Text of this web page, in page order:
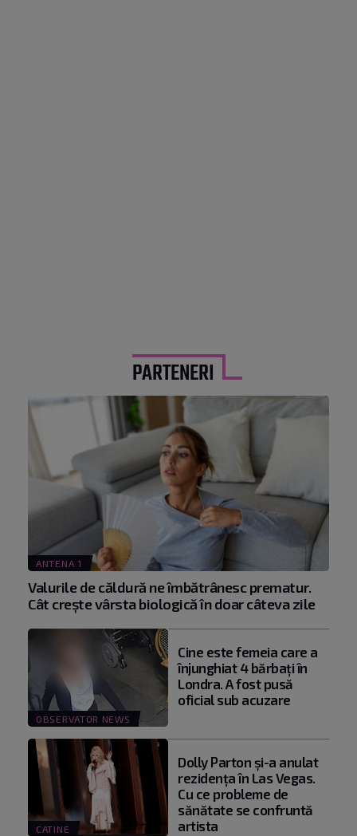
PARTENERI
ANTENA 1
Valurile de căldură ne îmbătrânesc prematur.
Cât crește vârsta biologică în doar câteva zile
OBSERVATOR NEWS
Cine este femeia care a
înjunghiat 4 bărbați în
Londra. A fost pusă
oficial sub acuzare
CATINE
Dolly Parton și-a anulat
rezidența în Las Vegas.
Cu ce probleme de
sănătate se confruntă
artista